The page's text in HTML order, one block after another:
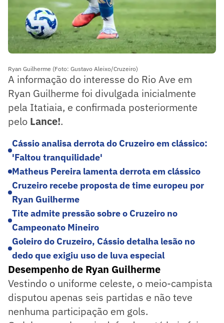
Ryan Guilherme (Foto: Gustavo Aleixo/Cruzeiro)
A informação do interesse do Rio Ave em
Ryan Guilherme foi divulgada inicialmente
pela Itatiaia, e confirmada posteriormente
pelo Lance!.
Cássio analisa derrota do Cruzeiro em clássico:
'Faltou tranquilidade'
Matheus Pereira lamenta derrota em clássico
Cruzeiro recebe proposta de time europeu por
Ryan Guilherme
Tite admite pressão sobre o Cruzeiro no
Campeonato Mineiro
Goleiro do Cruzeiro, Cássio detalha lesão no
dedo que exigiu uso de luva especial
Desempenho de Ryan Guilherme
Vestindo o uniforme celeste, o meio-campista
disputou apenas seis partidas e não teve
nenhuma participação em gols.